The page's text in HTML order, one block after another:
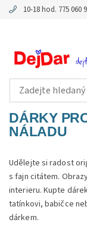
10-18 hod. 775 060
DÁRKY
NÁLADU
Udělejte si radost
s fajn citátem.
interieru. Kupte
tatínkovi, babičce
dárkem.